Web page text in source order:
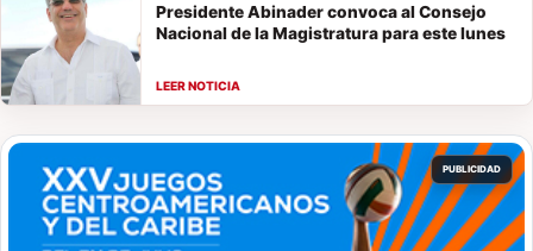
Presidente Abinader convoca al Consejo
Nacional de la Magistratura para este lunes